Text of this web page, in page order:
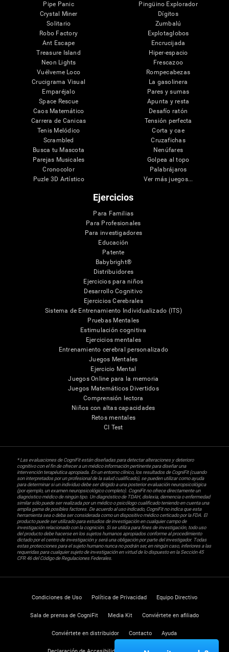
Pipe Panic
Crystal Miner
Solitario
Robo Factory
Ant Escape
Treasure Island
Neon Lights
Vuélveme Loco
Crucigrama Visual
Emparéjalo
Space Rescue
Caos Matemático
Carrera de Canicas
Tenis Melódico
Scrambled
Busca tu Mascota
Parejas Musicales
Cronocolor
Puzle 3D Artístico
Pingüino Explorador
Dígitos
Zumbalú
Explotaglobos
Encrucijada
Hiper-espacio
Frescazoo
Rompecabezas
La gasolinera
Pares y sumas
Apunta y resta
Desafío ratón
Tensión perfecta
Corta y cae
Cruzafichas
Nenúfares
Golpea al topo
Palabrájaros
Ver más juegos...
Ejercicios
Para Familias
Para Profesionales
Para investigadores
Educación
Patente
Babybright®
Distribuidores
Ejercicios para niños
Desarrollo Cognitivo
Ejercicios Cerebrales
Sistema de Entrenamiento Individualizado (ITS)
Pruebas Mentales
Estimulación cognitiva
Ejercicios mentales
Entrenamiento cerebral personalizado
Juegos Mentales
Ejercicio Mental
Juegos Online para la memoria
Juegos Matemáticos Divertidos
Comprensión lectora
Niños con altas capacidades
Retos mentales
CI Test
* Las evaluaciones de CogniFit están diseñadas para detectar alteraciones y deterioro
cognitivo con el fin de ofrecer a un médico información pertinente para diseñar una
intervención terapéutica apropiada. En un entorno clínico, los resultados de CogniFit (cuando
son interpretados por un profesional de la salud cualificado), se pueden utilizar como ayuda
para determinar si un individuo debe ser dirigido a una posterior evaluación neuropsicológica
(por ejemplo, un examen neuropsicológico completo). CogniFit no ofrece directamente un
diagnóstico médico de ningún tipo. Un diagnóstico de TDAH, dislexia, demencia o enfermedad
similar sólo puede ser realizada por un médico o psicólogo cualificado teniendo en cuenta una
amplia gama de posibles factores. De acuerdo al uso indicado, CogniFit no indica que esta
herramienta sea o deba ser considerada como un dispositivo médico certicado por la FDA. El
producto puede ser utilizado para estudios de investigación en cualquier campo de
investigación relacionado con la cognición. Si se utiliza para fines de investigación, todo uso
del producto debe hacerse en los sujetos humanos apropiados conforme al procedimiento
dictado por el centro de investigación y será una obligación por parte del investigador. Todas
estas protecciones para el sujeto humano nunca no podrán ser, en ningún caso, inferiores a las
requeridas para cualquier sujeto de investigación en virtud de lo dispuesto en la Sección 45
CFR 46 del Código de Regulaciones Federales.
Condiciones de Uso Política de Privacidad Equipo Directivo
Sala de prensa de CogniFit Media Kit Conviértete en afiliado
Conviértete en distribuidor Contacto Ayuda